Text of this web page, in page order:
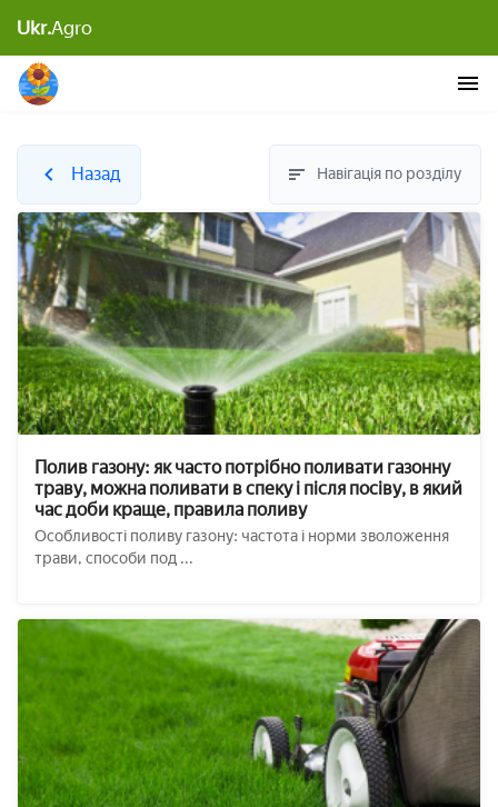
Ukr.Agro
Назад Навігація по розділу
Полив газону: як часто потрібно поливати газонну
траву, можна поливати в спеку і після посіву, в який
час доби краще, правила поливу
Особливості поливу газону: частота і норми зволоження
трави, способи под ...